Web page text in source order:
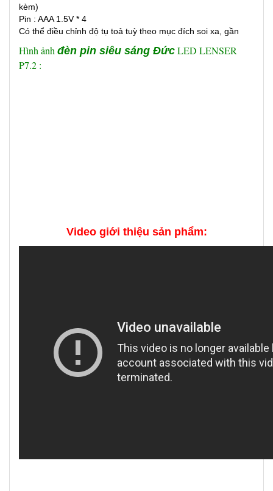
kèm)
Pin : AAA 1.5V * 4
Có thể điều chỉnh độ tụ toả tuỳ theo mục đích soi xa, gần
Hình ảnh đèn pin siêu sáng Đức LED LENSER
P7.2 :
Video giới thiệu sản phẩm: